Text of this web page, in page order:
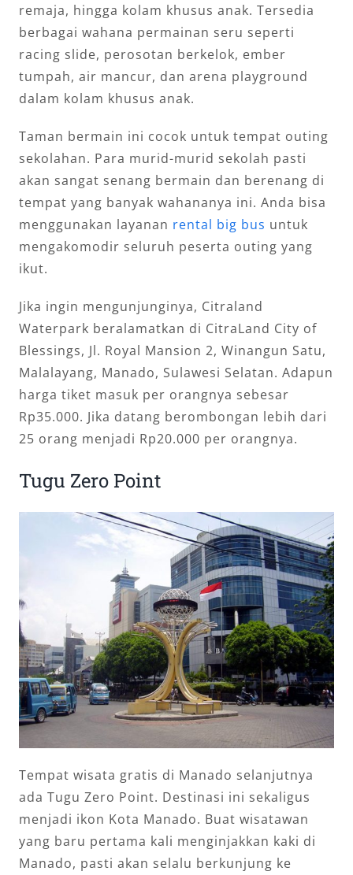
remaja, hingga kolam khusus anak. Tersedia
berbagai wahana permainan seru seperti
racing slide, perosotan berkelok, ember
tumpah, air mancur, dan arena playground
dalam kolam khusus anak.
Taman bermain ini cocok untuk tempat outing
sekolahan. Para murid-murid sekolah pasti
akan sangat senang bermain dan berenang di
tempat yang banyak wahananya ini. Anda bisa
menggunakan layanan rental big bus untuk
mengakomodir seluruh peserta outing yang
ikut.
Jika ingin mengunjunginya, Citraland
Waterpark beralamatkan di CitraLand City of
Blessings, Jl. Royal Mansion 2, Winangun Satu,
Malalayang, Manado, Sulawesi Selatan. Adapun
harga tiket masuk per orangnya sebesar
Rp35.000. Jika datang berombongan lebih dari
25 orang menjadi Rp20.000 per orangnya.
Tugu Zero Point
Tempat wisata gratis di Manado selanjutnya
ada Tugu Zero Point. Destinasi ini sekaligus
menjadi ikon Kota Manado. Buat wisatawan
yang baru pertama kali menginjakkan kaki di
Manado, pasti akan selalu berkunjung ke